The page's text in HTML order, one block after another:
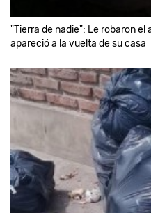
"Tierra de nadie": Le robaron el
apareció a la vuelta de su casa